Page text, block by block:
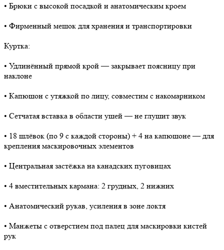
• Брюки с высокой посадкой и анатомическим кроем
• Фирменный мешок для хранения и транспортировки
Куртка:
• Удлинённый прямой крой — закрывает поясницу при
наклоне
• Капюшон с утяжкой по лицу, совместим с накомарником
• Сетчатая вставка в области ушей — не глушит звук
• 18 шлёвок (по 9 с каждой стороны) + 4 на капюшоне — для
крепления маскировочных элементов
• Центральная застёжка на канадских пуговицах
• 4 вместительных кармана: 2 грудных, 2 нижних
• Анатомический рукав, усиления в зоне локтя
• Манжеты с отверстием под палец для маскировки кистей
рук